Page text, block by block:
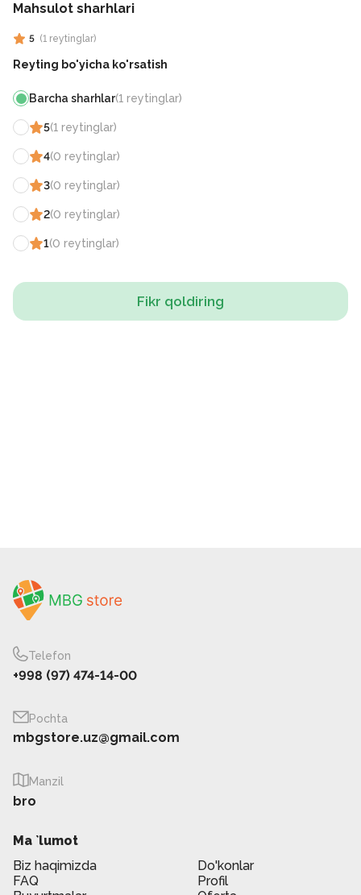
Mahsulot sharhlari
5 (1 reytinglar)
Reyting bo'yicha ko'rsatish
Barcha sharhlar(1 reytinglar)
5(1 reytinglar)
4(0 reytinglar)
3(0 reytinglar)
2(0 reytinglar)
1(0 reytinglar)
Fikr qoldiring
Telefon
+998 (97) 474-14-00
Pochta
mbgstore.uz@gmail.com
Manzil
bro
Ma `lumot
Biz haqimizda
Do'konlar
FAQ
Profil